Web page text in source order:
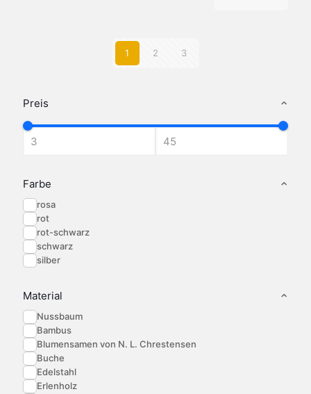
Preis
Farbe
rosa
rot
rot-schwarz
schwarz
silber
Material
Nussbaum
Bambus
Blumensamen von N. L. Chrestensen
Buche
Edelstahl
Erlenholz
Optionen
auf
der
werden
mehrere
Varianten
auf
können
1 2 3